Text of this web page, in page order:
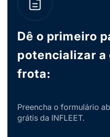
Dê o primeiro
potencializar a
frota:
Preencha o formulário
grátis da INFLEET.